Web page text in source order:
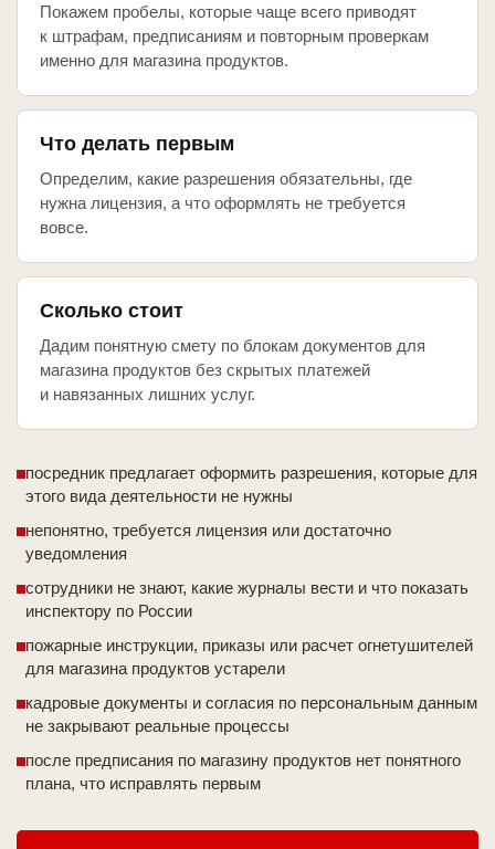
Покажем пробелы, которые чаще всего приводят
к штрафам, предписаниям и повторным проверкам
именно для магазина продуктов.
Что делать первым
Определим, какие разрешения обязательны, где
нужна лицензия, а что оформлять не требуется
вовсе.
Сколько стоит
Дадим понятную смету по блокам документов для
магазина продуктов без скрытых платежей
и навязанных лишних услуг.
посредник предлагает оформить разрешения, которые для
этого вида деятельности не нужны
непонятно, требуется лицензия или достаточно
уведомления
сотрудники не знают, какие журналы вести и что показать
инспектору по России
пожарные инструкции, приказы или расчет огнетушителей
для магазина продуктов устарели
кадровые документы и согласия по персональным данным
не закрывают реальные процессы
после предписания по магазину продуктов нет понятного
плана, что исправлять первым